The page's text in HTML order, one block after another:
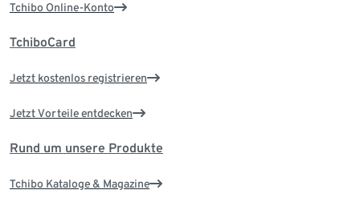
Tchibo Online-Konto
TchiboCard
Jetzt kostenlos registrieren
Jetzt Vorteile entdecken
Rund um unsere Produkte
Tchibo Kataloge & Magazine